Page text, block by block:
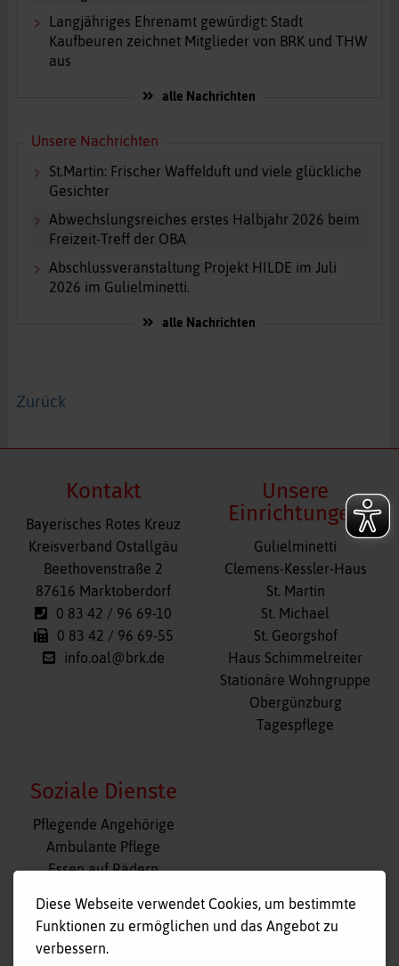
Langjähriges Ehrenamt gewürdigt: Stadt
Kaufbeuren zeichnet Mitglieder von BRK und THW
aus
alle Nachrichten
Unsere Nachrichten
St.Martin: Frischer Waffelduft und viele glückliche
Gesichter
Abwechslungsreiches erstes Halbjahr 2026 beim
Freizeit-Treff der OBA
Abschlussveranstaltung Projekt HILDE im Juli
2026 im Gulielminetti.
alle Nachrichten
Zurück
Kontakt
Bayerisches Rotes Kreuz
Kreisverband Ostallgäu
Beethovenstraße 2
87616 Marktoberdorf
0 83 42 / 96 69-10
0 83 42 / 96 69-55
info.oal@brk.de
Unsere
Einrichtungen
Navigation
überspringen
Gulielminetti
Clemens-Kessler-Haus
St. Martin
St. Michael
St. Georgshof
Haus Schimmelreiter
Stationäre Wohngruppe
Obergünzburg
Tagespflege
Soziale Dienste
Navigation
überspringen
Pflegende Angehörige
Ambulante Pflege
Essen auf Rädern
Tagespflege
Hausnotruf
Diese Webseite verwendet Cookies, um bestimmte
Funktionen zu ermöglichen und das Angebot zu
verbessern.